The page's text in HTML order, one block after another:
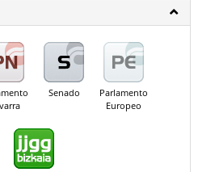
Senado
Parlamento
Europeo